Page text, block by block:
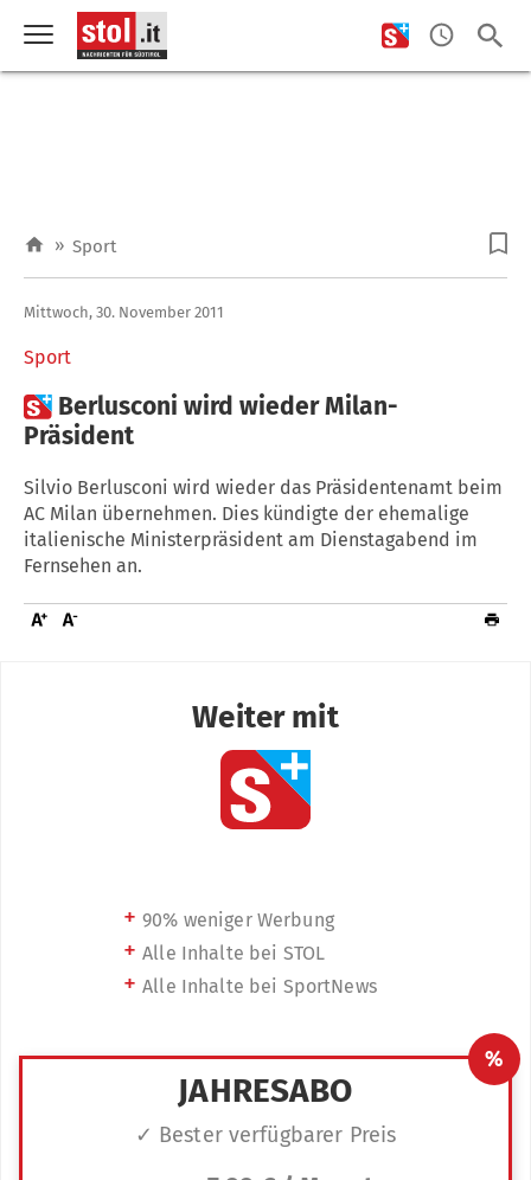
» Sport
Sport
Mittwoch, 30. November 2011
 Berlusconi wird wieder Milan-
Präsident
Silvio Berlusconi wird wieder das Präsidentenamt beim
AC Milan übernehmen. Dies kündigte der ehemalige
italienische Ministerpräsident am Dienstagabend im
Fernsehen an.